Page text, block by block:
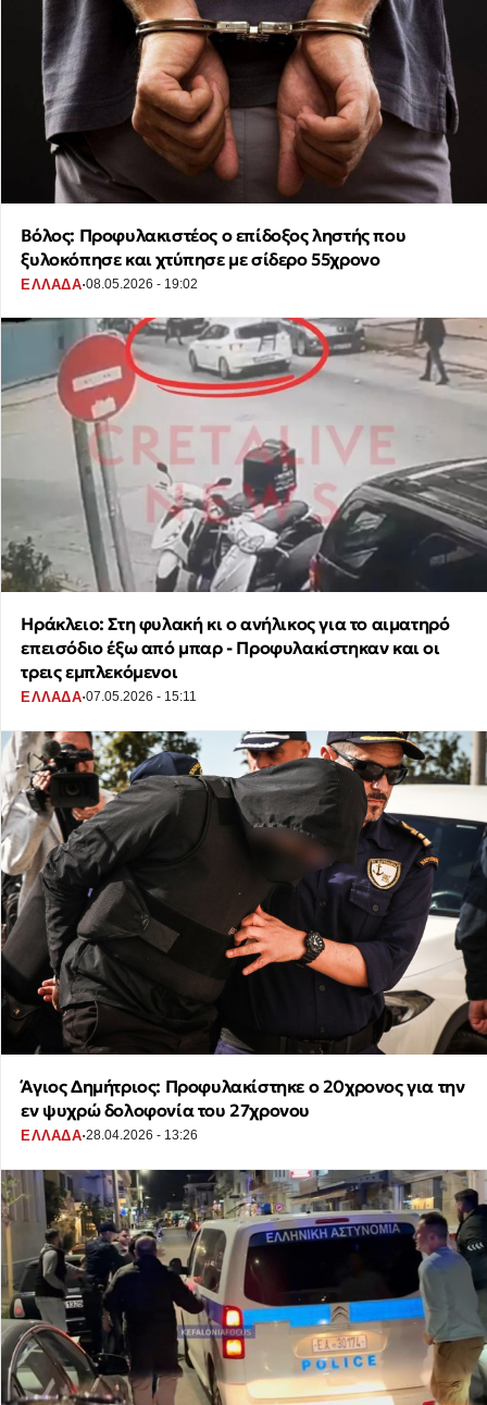
Βόλος: Προφυλακιστέος ο επίδοξος ληστής που
ξυλοκόπησε και χτύπησε με σίδερο 55χρονο
ΕΛΛΑΔΑ·08.05.2026 - 19:02
Ηράκλειο: Στη φυλακή κι ο ανήλικος για το αιματηρό
επεισόδιο έξω από μπαρ - Προφυλακίστηκαν και οι
τρεις εμπλεκόμενοι
ΕΛΛΑΔΑ·07.05.2026 - 15:11
Άγιος Δημήτριος: Προφυλακίστηκε ο 20χρονος για την
εν ψυχρώ δολοφονία του 27χρονου
ΕΛΛΑΔΑ·28.04.2026 - 13:26